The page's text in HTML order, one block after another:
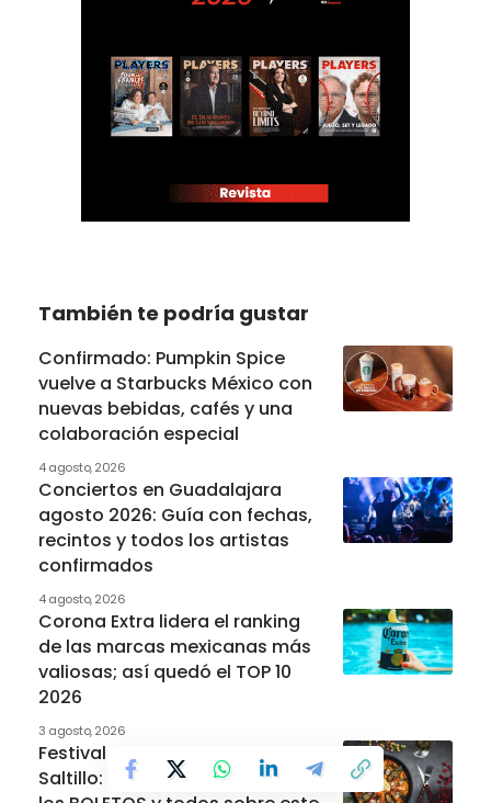
También te podría gustar
Confirmado: Pumpkin Spice
vuelve a Starbucks México con
nuevas bebidas, cafés y una
colaboración especial
4 agosto, 2026
Conciertos en Guadalajara
agosto 2026: Guía con fechas,
recintos y todos los artistas
confirmados
4 agosto, 2026
Corona Extra lidera el ranking
de las marcas mexicanas más
valiosas; así quedó el TOP 10
2026
3 agosto, 2026
Festival de la Paella 2026 en
Saltillo: Cuándo es, precio de